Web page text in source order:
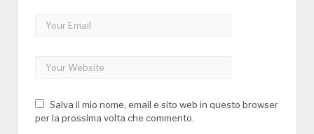
Salva il mio nome, email e sito web in questo browser
per la prossima volta che commento.